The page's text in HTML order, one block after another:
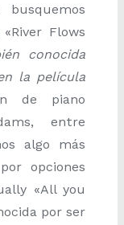
Flows
conocida
la película
de piano
entre
algo más
opciones
«All you
por ser